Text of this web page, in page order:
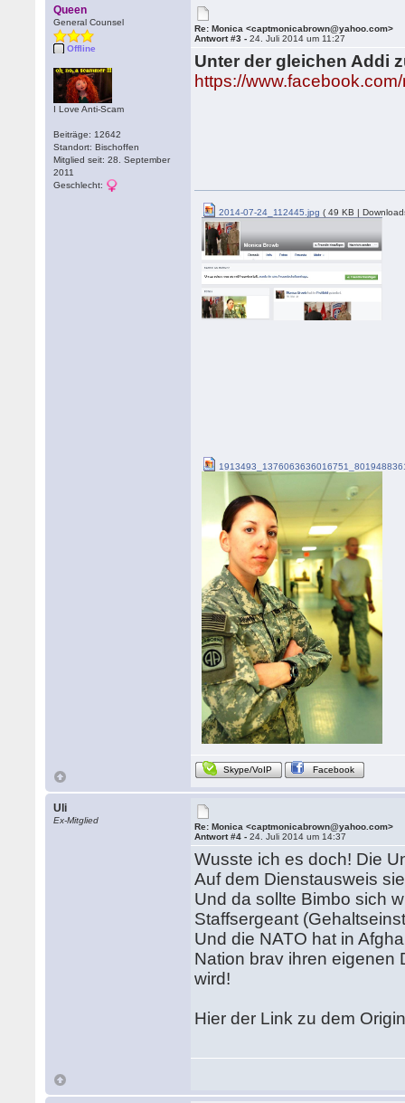
Queen
General Counsel
Offline
I Love Anti-Scam
Beiträge: 12642
Standort: Bischoffen
Mitglied seit: 28. September
2011
Geschlecht:
Re: Monica <captmonicabrown@yahoo.com>
Antwort #3 -24. Juli 2014 um 11:27
Unter der gleichen Addi
https://
2014-07-24_112445.jpg ( 49 KB |
Skype/VoIP Facebook
Uli
Ex-Mitglied
Re: Monica <captmonicabrown@yahoo.com>
Antwort #4 -24. Juli 2014 um 14:37
Wusste ich es doch! Die
Auf dem Dienstausweis
Und da sollte Bimbo sich
Staffsergeant
Und die NATO hat in
Nation brav ihren eigenen
wird!
Hier der Link zu dem